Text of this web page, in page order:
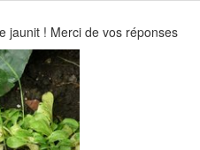
jaunit ! Merci de vos réponses